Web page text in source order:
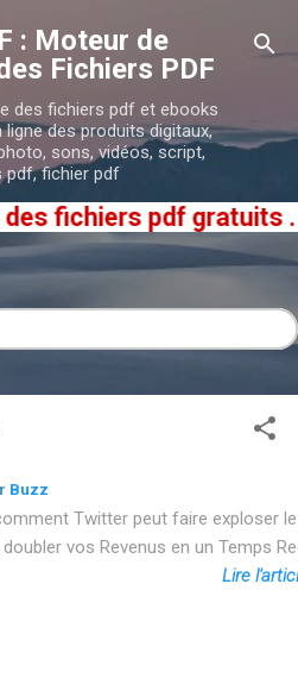
au contenu principal
: Moteur de
Fichiers PDF
des fichiers pdf et ebooks
des produits digitaux,
sons, vidéos, script,
pdf, fichier pdf
fichiers pdf gratuits .
Buzz
Twitter peut faire exploser
vos Revenus en un Temps
Lire